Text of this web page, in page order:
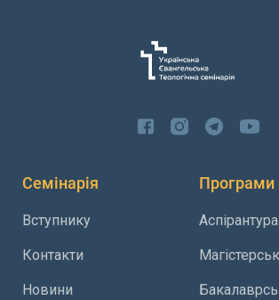
Семінарія
Вступнику
Контакти
Новини
Програми
Аспірантура